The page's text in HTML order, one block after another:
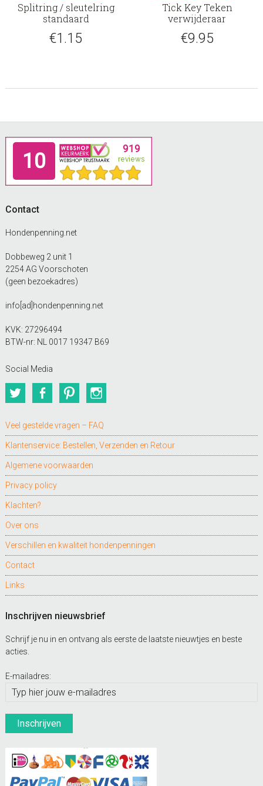
Splitring / sleutelring
standaard
€1.15
Tick Key Teken
verwijderaar
€9.95
Footer
Contact
Hondenpenning.net
Dobbeweg 2 unit 1
2254 AG Voorschoten
(geen bezoekadres)
info[ad]hondenpenning.net
KVK: 27296494
BTW-nr: NL 0017 19347 B69
Social Media
TwitterFacebookPinterest
Veel gestelde vragen – FAQ
Klantenservice: Bestellen, Verzenden en Retour
Algemene voorwaarden
Privacy policy
Klachten?
Over ons
Verschillen en kwaliteit hondenpenningen
Contact
Links
Inschrijven nieuwsbrief
Schrijf je nu in en ontvang als eerste de laatste nieuwtjes en beste
acties.
E-mailadres: